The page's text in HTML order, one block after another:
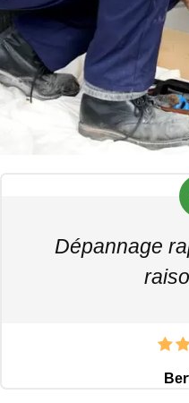
Dépannage